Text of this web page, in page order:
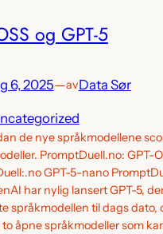
og GPT-5
6, 2025—avData Sør
de nye språkmodellene
PromptDuell.no: GPT-
GPT-5-nano
har nylig lansert GPT-5,
språkmodellen til dags dato,
åpne språkmodeller som